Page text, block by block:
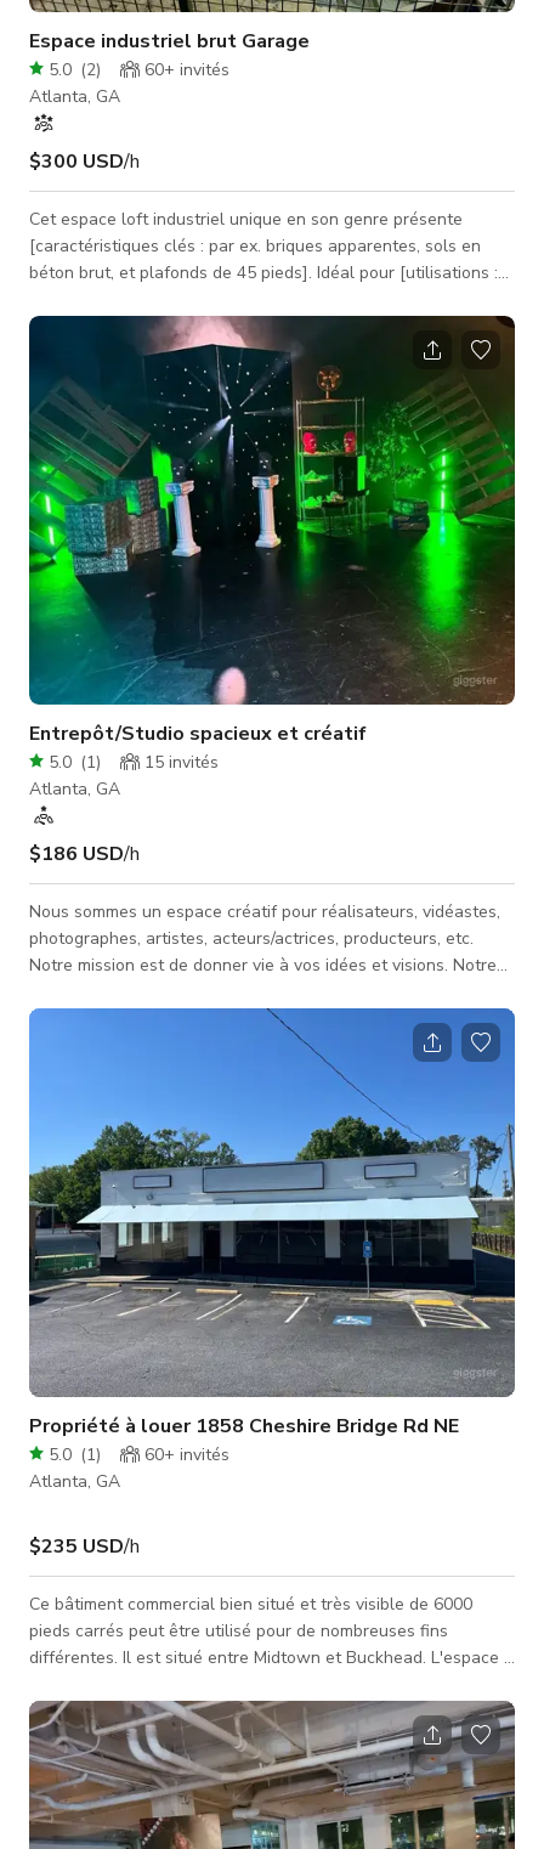
Espace industriel brut Garage
5.0 (2) 60+ invités
Atlanta, GA
$300 USD/h
Cet espace loft industriel unique en son genre présente
[caractéristiques clés : par ex. briques apparentes, sols en
béton brut, et plafonds de 45 pieds]. Idéal pour [utilisations :
flexible offre [avantages : Wi-Fi, salles climatisées à côté du
garage/entrepôt, accès de chargement au niveau de la rue,
etc.]. Capacité de 250 personnes, disponible 24h/24 et 7j/7.
Plus de 5 tournages commerciaux déjà organisés.
Entrepôt/Studio spacieux et créatif
5.0 (1) 15 invités
Atlanta, GA
$186 USD/h
Nous sommes un espace créatif pour réalisateurs, vidéastes,
photographes, artistes, acteurs/actrices, producteurs, etc.
Notre mission est de donner vie à vos idées et visions. Notre
création de décors pour vos visuels. Nous fournissons un
espace de A à Z. De la première réunion pour discuter des
traitements, à la révision des accessoires, puis à la création de
vos décors. En parcourant les décors sur ce site, vous verrez
Propriété à louer 1858 Cheshire Bridge Rd NE
5.0 (1) 60+ invités
Atlanta, GA
$235 USD/h
Ce bâtiment commercial bien situé et très visible de 6000
pieds carrés peut être utilisé pour de nombreuses fins
différentes. Il est situé entre Midtown et Buckhead. L'espace a
plafond de plus de 13 pieds. Il peut servir d'espace
événementiel ou de réunion, de boutique éphémère
temporaire, de studio photo ou de tournage ou tout autre type
d'espace créatif. La propriété dispose de parkings à l'avant,
sur le côté et